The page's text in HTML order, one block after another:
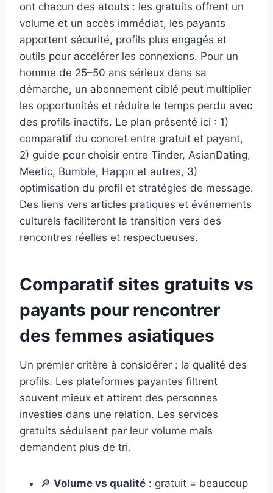
ont chacun des atouts : les gratuits offrent un
volume et un accès immédiat, les payants
apportent sécurité, profils plus engagés et
outils pour accélérer les connexions. Pour un
homme de 25–50 ans sérieux dans sa
démarche, un abonnement ciblé peut multiplier
les opportunités et réduire le temps perdu avec
des profils inactifs. Le plan présenté ici : 1)
comparatif du concret entre gratuit et payant,
2) guide pour choisir entre Tinder, AsianDating,
Meetic, Bumble, Happn et autres, 3)
optimisation du profil et stratégies de message.
Des liens vers articles pratiques et événements
culturels faciliteront la transition vers des
rencontres réelles et respectueuses.
Comparatif sites gratuits vs
payants pour rencontrer
des femmes asiatiques
Un premier critère à considérer : la qualité des
profils. Les plateformes payantes filtrent
souvent mieux et attirent des personnes
investies dans une relation. Les services
gratuits séduisent par leur volume mais
demandent plus de tri.
🔎 Volume vs qualité : gratuit = beaucoup